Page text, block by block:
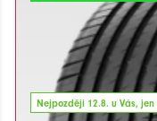
Nejpozději 12.8. u Vás, jen